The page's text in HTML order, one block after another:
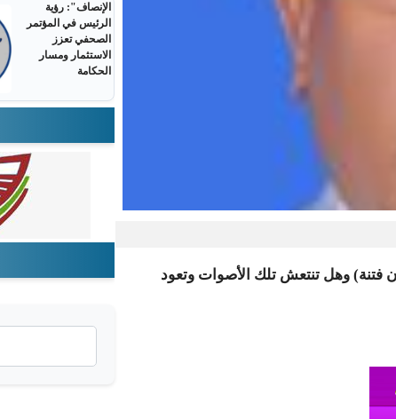
فتنة) وهل تنتعش تلك الأصوات وتعود
الإنصاف": رؤية
الرئيس في المؤتمر
الصحفي تعزز
الاستثمار ومسار
الحكامة
‏بحث ‏